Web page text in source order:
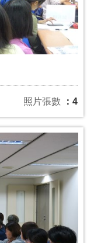
照片張數 ：4